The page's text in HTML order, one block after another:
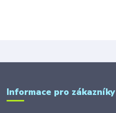
Informace pro zákazníky